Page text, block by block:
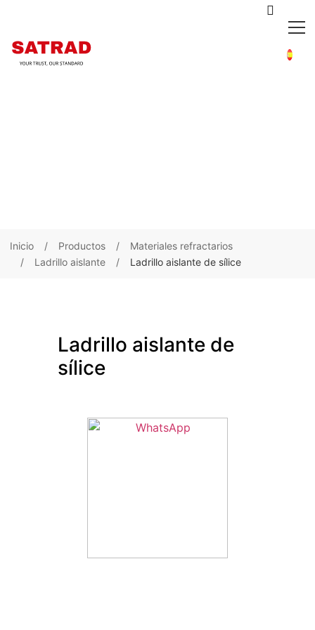
Inicio Productos
Materiales refractarios
Ladrillo aislante
Ladrillo aislante de sílice
Ladrillo aislante de
sílice